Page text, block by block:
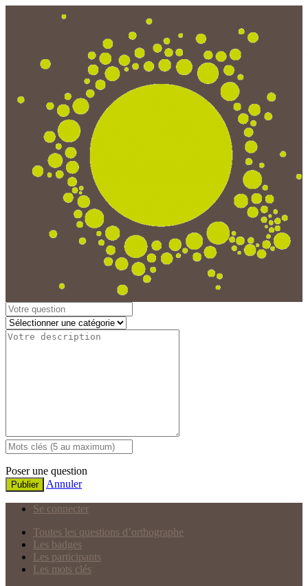
Poser une question
Publier Annuler
Se connecter
Toutes les questions d’orthographe
Les badges
Les participants
Les mots clés